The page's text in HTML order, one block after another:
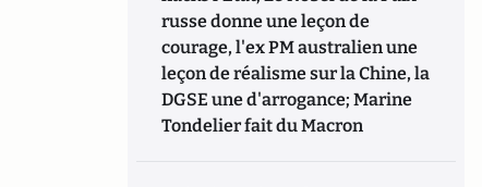
russe donne une leçon de
courage, l'ex PM australien une
leçon de réalisme sur la Chine, la
DGSE une d'arrogance; Marine
Tondelier fait du Macron